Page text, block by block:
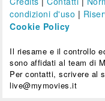
condizioni d'uso |
Cookie Policy
Il riesame e il controllo
sono affidati al team di
Per contatti, scrivere al
live@mymovies.it